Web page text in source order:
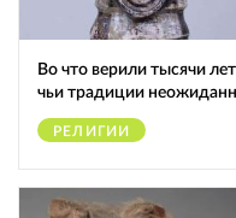
Во что верили тысячи
чьи традиции
РЕЛИГИИ